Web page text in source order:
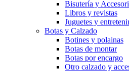
Bisutería y
Libros y revistas
Juguetes y
Botas y Calzado
Botines y polainas
Botas de montar
Botas por encargo
Otro calzado y